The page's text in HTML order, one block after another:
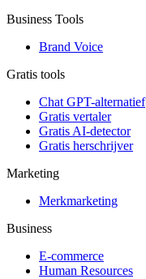
Business Tools
Brand Voice
Gratis tools
Chat GPT-alternatief
Gratis vertaler
Gratis AI-detector
Gratis herschrijver
Marketing
Merkmarketing
Business
E-commerce
Human Resources